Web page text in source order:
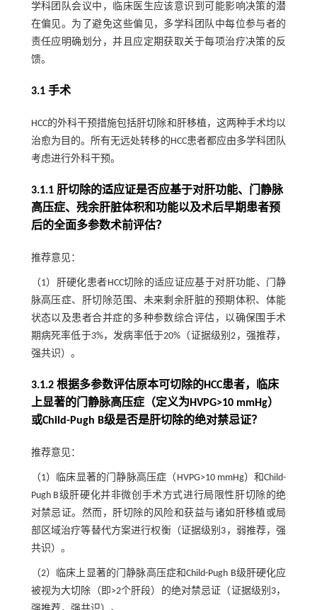
学科团队会议中，临床医生应该意识到可能影响决策的潜
在偏见。为了避免这些偏见，多学科团队中每位参与者的
责任应明确划分，并且应定期获取关于每项治疗决策的反
馈。
3.1 手术
HCC的外科干预措施包括肝切除和肝移植，这两种手术均以
治愈为目的。所有无远处转移的HCC患者都应由多学科团队
考虑进行外科干预。
3.1.1 肝切除的适应证是否应基于对肝功能、门静脉
高压症、残余肝脏体积和功能以及术后早期患者预
后的全面多参数术前评估？
推荐意见：
（1）肝硬化患者HCC切除的适应证应基于对肝功能、门静
脉高压症、肝切除范围、未来剩余肝脏的预期体积、体能
状态以及患者合并症的多种参数综合评估，以确保围手术
期病死率低于3%，发病率低于20%（证据级别2，强推荐，
强共识）。
3.1.2 根据多参数评估原本可切除的HCC患者，临床
上显著的门静脉高压症（定义为HVPG>10 mmHg）
或Child-Pugh B级是否是肝切除的绝对禁忌证？
推荐意见：
（1）临床显著的门静脉高压症（HVPG>10 mmHg）和Child-
Pugh B级肝硬化并非微创手术方式进行局限性肝切除的绝
对禁忌证。然而，肝切除的风险和获益与诸如肝移植或局
部区域治疗等替代方案进行权衡（证据级别3，弱推荐，强
共识）。
（2）临床上显著的门静脉高压症和Child-Pugh B级肝硬化应
被视为大切除（即>2个肝段）的绝对禁忌证（证据级别3，